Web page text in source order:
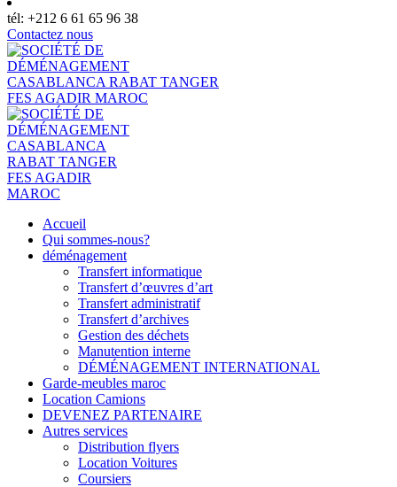
tél: +212 6 61 65 96 38
Contactez nous
Accueil
Qui sommes-nous?
déménagement
Transfert informatique
Transfert d’œuvres d’art
Transfert administratif
Transfert d’archives
Gestion des déchets
Manutention interne
DÉMÉNAGEMENT INTERNATIONAL
Garde-meubles maroc
Location Camions
DEVENEZ PARTENAIRE
Autres services
Distribution flyers
Location Voitures
Coursiers